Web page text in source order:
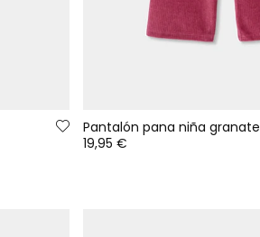
Pantalón pana niña granate
19,95 €